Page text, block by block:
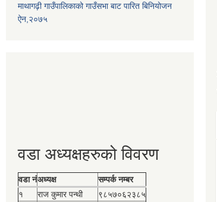
माथागढ़ी गाउँपालिकाको गाउँसभा बाट पारित बिनियोजन
ऐन,२०७५
वडा अध्यक्षहरुको विवरण
वडा नंअध्यक्ष
सम्पर्क नम्बर
१
राज कुमार पन्थी
९८५७०६२३८५